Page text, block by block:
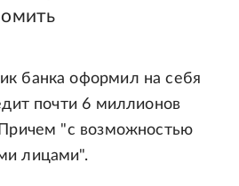
банка оформил на себя
почти 6 миллионов
"с возможностью
лицами".